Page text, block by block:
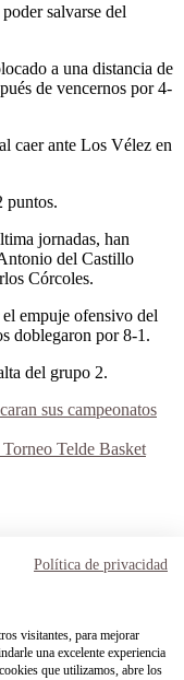
salvarse del
a una distancia de
de vencernos por 4-
caer ante Los Vélez en
puntos.
jornadas, han
del Castillo
Córcoles.
empuje ofensivo del
doblegaron por 8-1.
del grupo 2.
sus campeonatos
Telde Basket
Política de privacidad
visitantes, para mejorar
una excelente experiencia
que utilizamos, abre los